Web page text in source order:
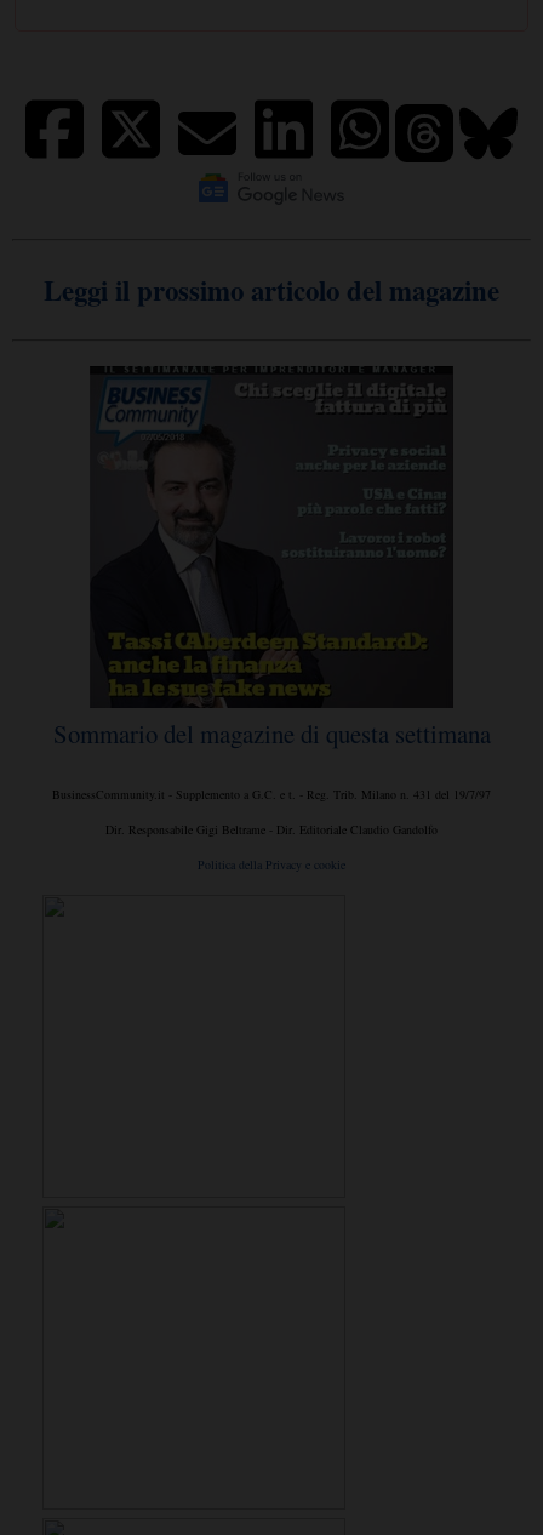
Leggi il prossimo articolo del magazine
Sommario del magazine di questa settimana
BusinessCommunity.it - Supplemento a G.C. e t. - Reg. Trib. Milano n. 431 del 19/7/97
Dir. Responsabile Gigi Beltrame - Dir. Editoriale Claudio Gandolfo
Politica della Privacy e cookie